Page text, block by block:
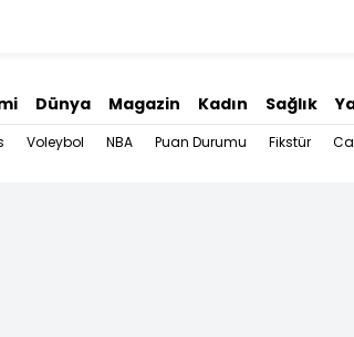
Dünya Magazin Kadın Sağlık
Voleybol NBA Puan Durumu Fikstür